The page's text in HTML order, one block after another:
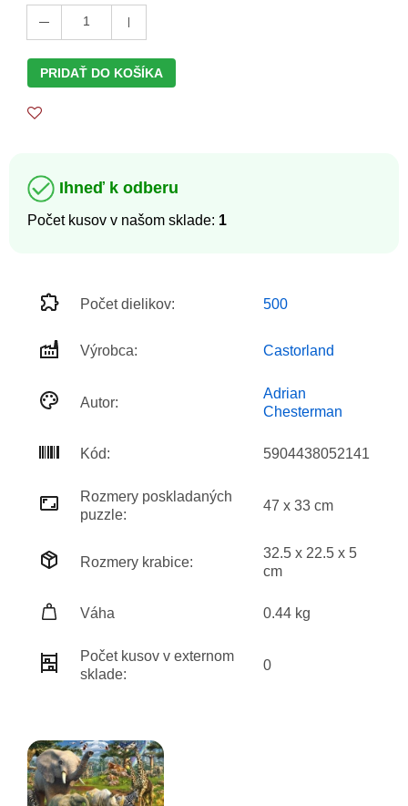
1
PRIDAŤ DO KOŠÍKA
Ihneď k odberu
Počet kusov v našom sklade: 1
Počet dielikov: 500
Výrobca: Castorland
Autor:
Adrian
Chesterman
Kód: 5904438052141
Rozmery poskladaných
puzzle:
47 x 33 cm
Rozmery krabice:
32.5 x 22.5 x 5
cm
Váha 0.44 kg
Počet kusov v externom
sklade:
0